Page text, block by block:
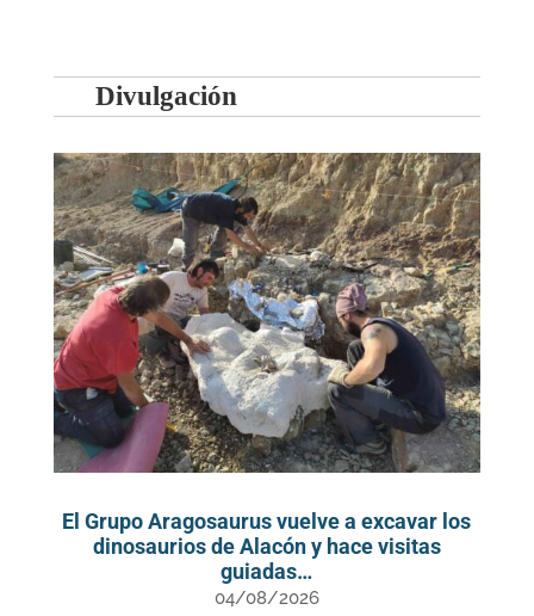
Divulgación
El Grupo Aragosaurus vuelve a excavar los
dinosaurios de Alacón y hace visitas
guiadas…
04/08/2026